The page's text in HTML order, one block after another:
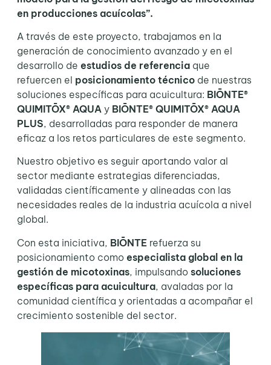
en producciones acuícolas”.
A través de este proyecto, trabajamos en la
generación de conocimiento avanzado y en el
desarrollo de estudios de referenciaque
refuercen el posicionamiento técnicode nuestras
soluciones específicas para acuicultura: BIŌNTE®
QUIMITŌX® AQUAy BIŌNTE® QUIMITŌX® AQUA
PLUS, desarrolladas para responder de manera
eficaz a los retos particulares de este segmento.
Nuestro objetivo es seguir aportando valor al
sector mediante estrategias diferenciadas,
validadas científicamente y alineadas con las
necesidades reales de la industria acuícola a nivel
global.
Con esta iniciativa, BIŌNTErefuerza su
posicionamiento como especialista global en la
gestión de micotoxinas, impulsando soluciones
específicas para acuicultura, avaladas por la
comunidad científica y orientadas a acompañar el
crecimiento sostenible del sector.